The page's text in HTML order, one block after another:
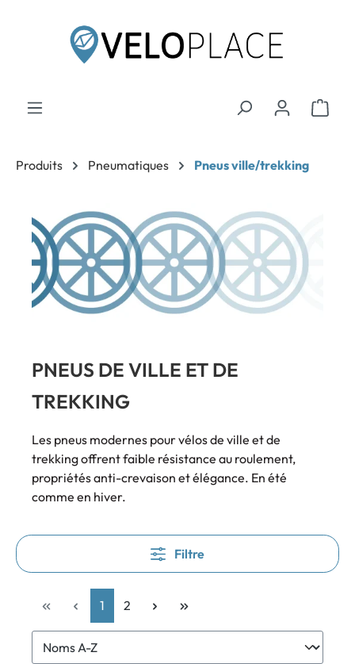
Produits Pneumatiques Pneus ville/trekking
PNEUS DE VILLE ET DE
TREKKING
Les pneus modernes pour vélos de ville et de
trekking offrent faible résistance au roulement,
propriétés anti-crevaison et élégance. En été
comme en hiver.
Filtre
1 2